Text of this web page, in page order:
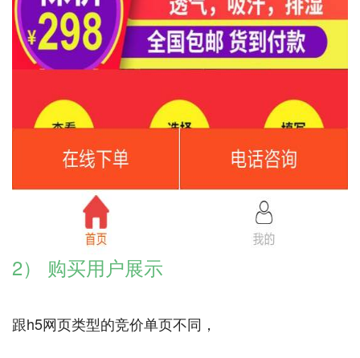
2） 购买用户展示
跟h5网页类型的竞价单页不同，